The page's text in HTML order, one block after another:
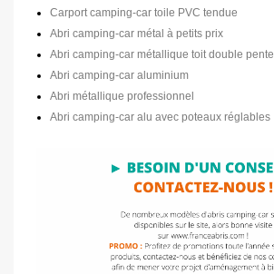
Carport camping-car toile PVC tendue
Abri camping-car métal à petits prix
Abri camping-car métallique toit double pente
Abri camping-car aluminium
Abri métallique professionnel
Abri camping-car alu avec poteaux réglables